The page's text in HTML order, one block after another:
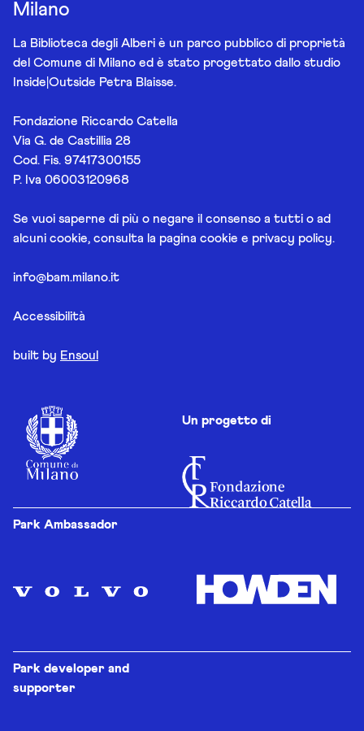
Milano
La Biblioteca degli Alberi è un parco pubblico di proprietà
del Comune di Milano ed è stato progettato dallo studio
Inside|Outside Petra Blaisse.
Fondazione Riccardo Catella
Via G. de Castillia 28
Cod. Fis. 97417300155
P. Iva 06003120968
Se vuoi saperne di più o negare il consenso a tutti o ad
alcuni cookie, consulta la pagina cookie e privacy policy.
info@bam.milano.it
Accessibilità
built by Ensoul
Un progetto di
Park Ambassador
Park developer and
supporter